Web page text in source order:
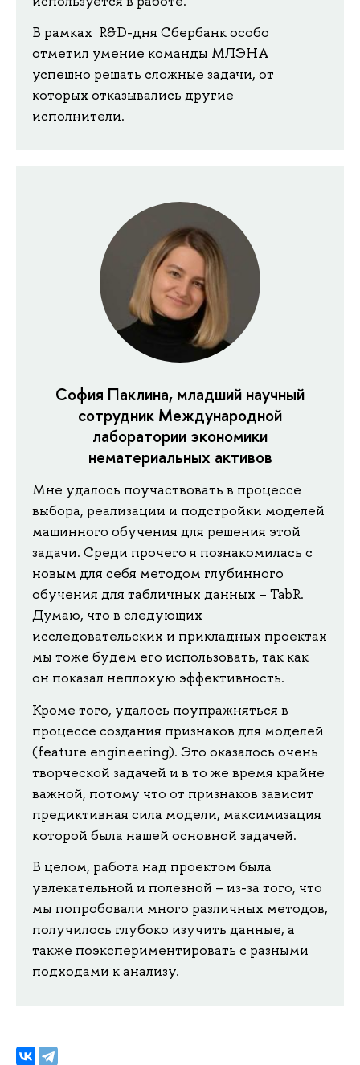
В рамках R&D-дня Сбербанк особо
отметил умение команды МЛЭНА
успешно решать сложные задачи, от
которых отказывались другие
исполнители.
София Паклина, младший научный
сотрудник Международной
лаборатории экономики
нематериальных активов
Мне удалось поучаствовать в процессе
выбора, реализации и подстройки моделей
машинного обучения для решения этой
задачи. Среди прочего я познакомилась с
новым для себя методом глубинного
обучения для табличных данных – TabR.
Думаю, что в следующих
исследовательских и прикладных проектах
мы тоже будем его использовать, так как
он показал неплохую эффективность.
Кроме того, удалось поупражняться в
процессе создания признаков для моделей
(feature engineering). Это оказалось очень
творческой задачей и в то же время крайне
важной, потому что от признаков зависит
предиктивная сила модели, максимизация
которой была нашей основной задачей.
В целом, работа над проектом была
увлекательной и полезной – из-за того, что
мы попробовали много различных методов,
получилось глубоко изучить данные, а
также поэкспериментировать с разными
подходами к анализу.